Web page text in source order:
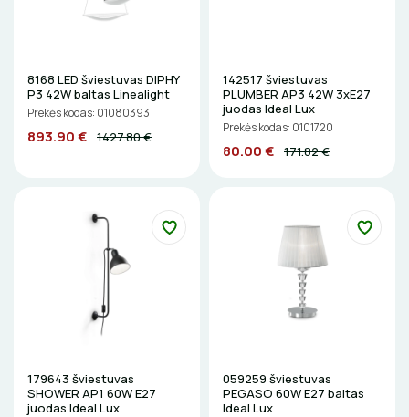
LITAVIMO, KLIJAVIMO ĮRANKIAI
ŽYMEKLIAI
8168 LED šviestuvas DIPHY
P3 42W baltas Linealight
Prekės kodas: 01080393
893.90 € 1427.80 €
142517 šviestuvas
PLUMBER AP3 42W 3xE27
juodas Ideal Lux
Prekės kodas: 0101720
80.00 € 171.82 €
179643 šviestuvas
SHOWER AP1 60W E27
juodas Ideal Lux
059259 šviestuvas
PEGASO 60W E27 baltas
Ideal Lux